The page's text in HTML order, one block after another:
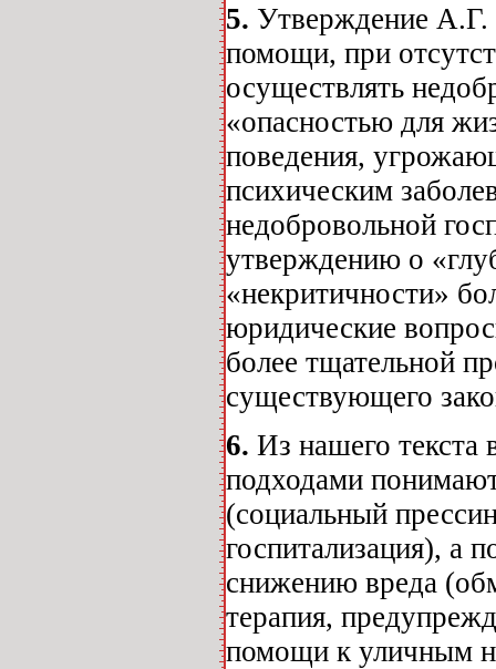
5. Утверждение А.Г.
помощи, при
осуществлять
«опасностью для
поведения,
психическим
недобровольной
утверждению о
«некритичности»
юридические
более тщательной
существующего
6. Из нашего текста
подходами
(социальный
госпитализация), а
снижению вреда
терапия,
помощи к уличным